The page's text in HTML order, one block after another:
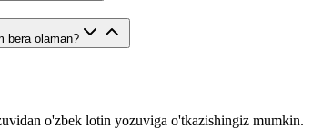
bera olaman?
o'zbek lotin yozuviga o'tkazishingiz mumkin.